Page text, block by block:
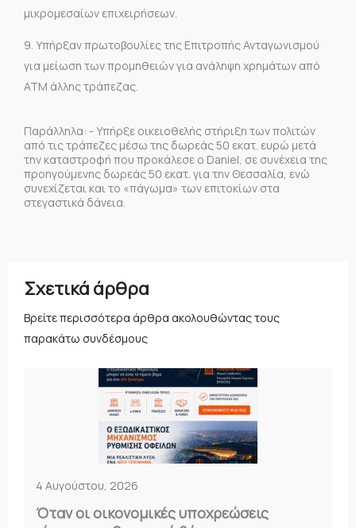
μικρομεσαίων επιχειρήσεων.
9. Υπήρξαν πρωτοβουλίες της Επιτροπής Ανταγωνισμού
για μείωση των προμηθειών για ανάληψη χρημάτων από
ΑΤΜ άλλης τράπεζας.
Παράλληλα: - Υπήρξε οικειοθελής στήριξη των πολιτών
από τις τράπεζες μέσω της δωρεάς 50 εκατ. ευρώ μετά
την καταστροφή που προκάλεσε ο Daniel, σε συνέχεια της
προηγούμενης δωρεάς 50 εκατ. για την Θεσσαλία, ενώ
συνεχίζεται και το «πάγωμα» των επιτοκίων στα
στεγαστικά δάνεια.
Σχετικά άρθρα
Βρείτε περισσότερα άρθρα ακολουθώντας τους
παρακάτω συνδέσμους
4 Αυγούστου, 2026
Όταν οι οικονομικές υποχρεώσεις